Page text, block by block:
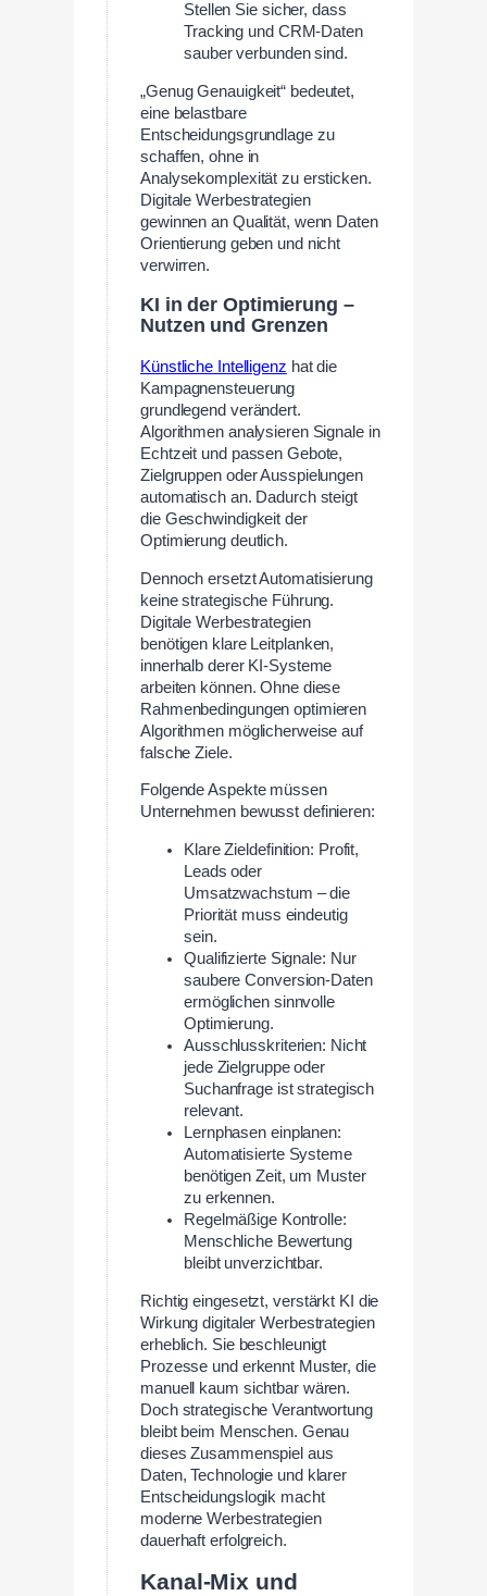
Stellen Sie sicher, dass
Tracking und CRM-Daten
sauber verbunden sind.
„Genug Genauigkeit“ bedeutet,
eine belastbare
Entscheidungsgrundlage zu
schaffen, ohne in
Analysekomplexität zu ersticken.
Digitale Werbestrategien
gewinnen an Qualität, wenn Daten
Orientierung geben und nicht
verwirren.
KI in der Optimierung –
Nutzen und Grenzen
Künstliche Intelligenz hat die
Kampagnensteuerung
grundlegend verändert.
Algorithmen analysieren Signale in
Echtzeit und passen Gebote,
Zielgruppen oder Ausspielungen
automatisch an. Dadurch steigt
die Geschwindigkeit der
Optimierung deutlich.
Dennoch ersetzt Automatisierung
keine strategische Führung.
Digitale Werbestrategien
benötigen klare Leitplanken,
innerhalb derer KI-Systeme
arbeiten können. Ohne diese
Rahmenbedingungen optimieren
Algorithmen möglicherweise auf
falsche Ziele.
Folgende Aspekte müssen
Unternehmen bewusst definieren:
Klare Zieldefinition: Profit,
Leads oder
Umsatzwachstum – die
Priorität muss eindeutig
sein.
Qualifizierte Signale: Nur
saubere Conversion-Daten
ermöglichen sinnvolle
Optimierung.
Ausschlusskriterien: Nicht
jede Zielgruppe oder
Suchanfrage ist strategisch
relevant.
Lernphasen einplanen:
Automatisierte Systeme
benötigen Zeit, um Muster
zu erkennen.
Regelmäßige Kontrolle:
Menschliche Bewertung
bleibt unverzichtbar.
Richtig eingesetzt, verstärkt KI die
Wirkung digitaler Werbestrategien
erheblich. Sie beschleunigt
Prozesse und erkennt Muster, die
manuell kaum sichtbar wären.
Doch strategische Verantwortung
bleibt beim Menschen. Genau
dieses Zusammenspiel aus
Daten, Technologie und klarer
Entscheidungslogik macht
moderne Werbestrategien
dauerhaft erfolgreich.
Kanal-Mix und